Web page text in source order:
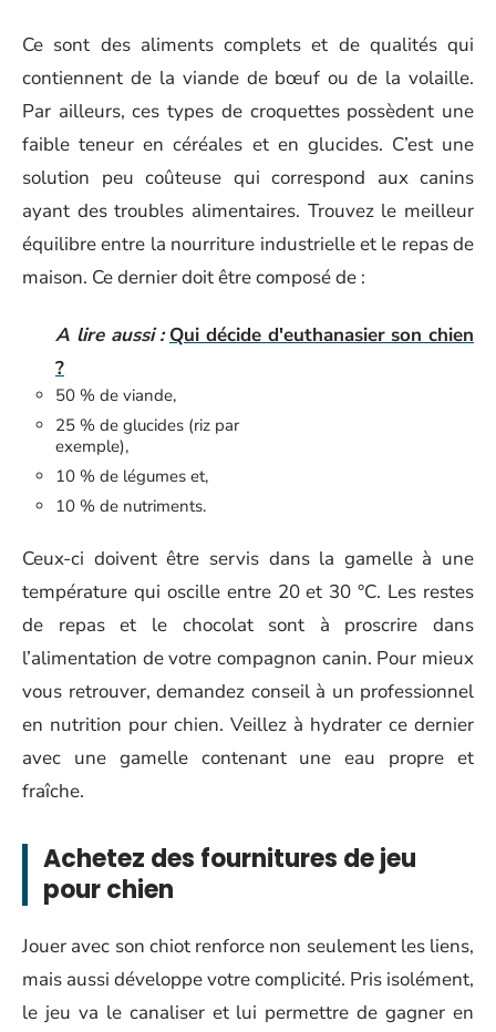
Ce sont des aliments complets et de qualités qui
contiennent de la viande de bœuf ou de la volaille.
Par ailleurs, ces types de croquettes possèdent une
faible teneur en céréales et en glucides. C’est une
solution peu coûteuse qui correspond aux canins
ayant des troubles alimentaires. Trouvez le meilleur
équilibre entre la nourriture industrielle et le repas de
maison. Ce dernier doit être composé de :
A lire aussi : Qui décide d'euthanasier son chien
?
50 % de viande,
25 % de glucides (riz par
exemple),
10 % de légumes et,
10 % de nutriments.
Ceux-ci doivent être servis dans la gamelle à une
température qui oscille entre 20 et 30 °C. Les restes
de repas et le chocolat sont à proscrire dans
l’alimentation de votre compagnon canin. Pour mieux
vous retrouver, demandez conseil à un professionnel
en nutrition pour chien. Veillez à hydrater ce dernier
avec une gamelle contenant une eau propre et
fraîche.
Achetez des fournitures de jeu
pour chien
Jouer avec son chiot renforce non seulement les liens,
mais aussi développe votre complicité. Pris isolément,
le jeu va le canaliser et lui permettre de gagner en